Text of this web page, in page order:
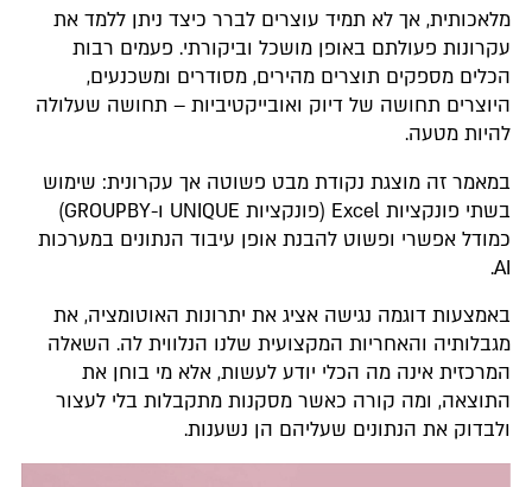
מלאכותית, אך לא תמיד עוצרים לברר כיצד ניתן ללמד את
עקרונות פעולתם באופן מושכל וביקורתי. פעמים רבות
הכלים מספקים תוצרים מהירים, מסודרים ומשכנעים,
היוצרים תחושה של דיוק ואובייקטיביות – תחושה שעלולה
להיות מטעה.
במאמר זה מוצגת נקודת מבט פשוטה אך עקרונית: שימוש
בשתי פונקציות Excel (פונקציות ‎UNIQUE‎ ו-‎GROUPBY‎)
כמודל אפשרי ופשוט להבנת אופן עיבוד הנתונים במערכות
AI.
באמצעות דוגמה נגישה אציג את יתרונות האוטומציה, את
מגבלותיה והאחריות המקצועית שלנו הנלווית לה. השאלה
המרכזית אינה מה הכלי יודע לעשות, אלא מי בוחן את
התוצאה, ומה קורה כאשר מסקנות מתקבלות בלי לעצור
ולבדוק את הנתונים שעליהם הן נשענות.